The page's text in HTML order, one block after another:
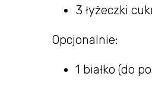
3 łyżeczki
Opcjonalnie:
1 białko (do